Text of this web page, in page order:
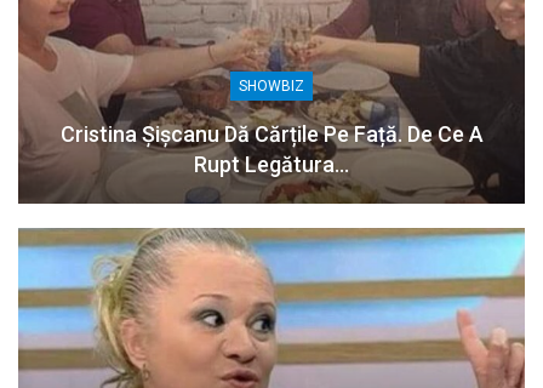
SHOWBIZ
Cristina Șișcanu Dă Cărțile Pe Față. De Ce A
Rupt Legătura…